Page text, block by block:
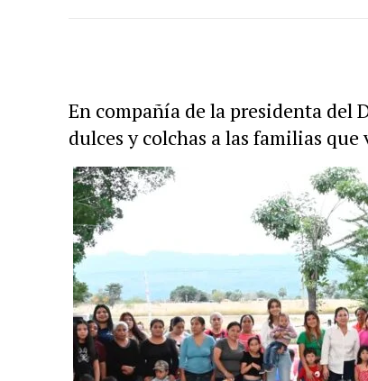
En compañía de la presidenta del
dulces y colchas a las familias